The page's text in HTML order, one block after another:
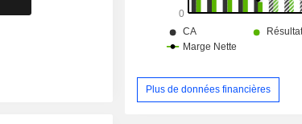
Plus de données financières